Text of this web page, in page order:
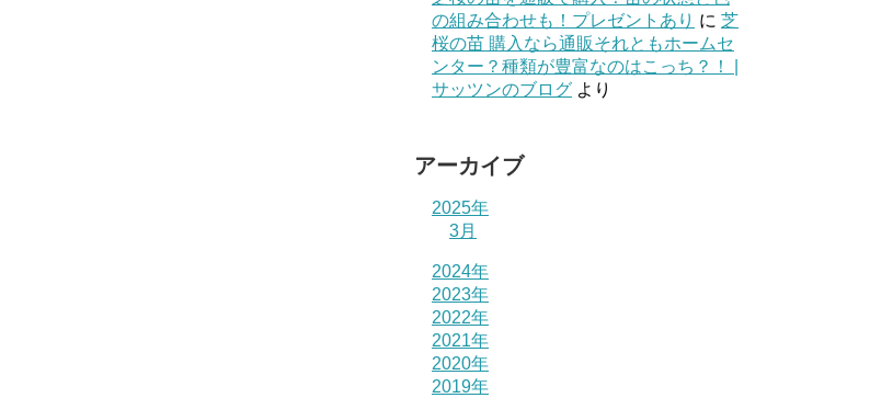
の組み合わせも！プレゼントあり に 芝
桜の苗 購入なら通販それともホームセ
ンター？種類が豊富なのはこっち？！ |
サッツンのブログ より
アーカイブ
2025年
3月
2024年
2023年
2022年
2021年
2020年
2019年